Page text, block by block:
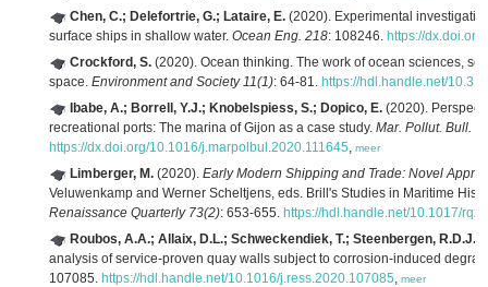
Chen, C.; Delefortrie, G.; Lataire, E. (2020). Experimental
surface ships in shallow water. Ocean Eng. 218: 108246. https://
Crockford, S. (2020). Ocean thinking. The work of ocean sciences,
space. Environment and Society 11(1): 64-81. https://hdl.handle.net/
Ibabe, A.; Borrell, Y.J.; Knobelspiess, S.; Dopico, E. (2020).
recreational ports: The marina of Gijon as a case study. Mar. Pollut. Bull.
https://dx.doi.org/10.1016/j.marpolbul.2020.111645, meer
Limberger, M. (2020). Early Modern Shipping and Trade: Novel
Veluwenkamp and Werner Scheltjens, eds. Brill's Studies in Maritime
Renaissance Quarterly 73(2): 653-655. https://hdl.handle.net/10.1017/
Roubos, A.A.; Allaix, D.L.; Schweckendiek, T.; Steenbergen,
analysis of service-proven quay walls subject to corrosion-induced
107085. https://hdl.handle.net/10.1016/j.ress.2020.107085, meer